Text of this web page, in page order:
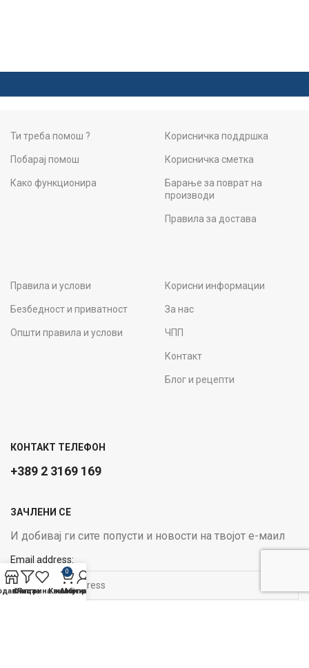
Ти треба помош ?
Побарај помош
Како функционира
Корисничка поддршка
Корисничка сметка
Барање за поврат на
производи
Правила за достава
Правила и услови
Безбедност и приватност
Општи правила и услови
Корисни информации
За нас
ЧПП
Контакт
Блог и рецепти
КОНТАКТ ТЕЛЕФОН
+389 2 3169 169
ЗАЧЛЕНИ СЕ
И добивај ги сите попусти и новости на твојот е-маил
Email address:
Филтри
Листа на желби
0
Кошничка
Мој профил